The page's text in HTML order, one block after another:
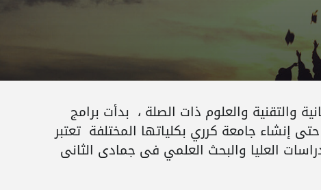
والتقنية والعلوم ذات الصلة ، بدأت برامج
العليا في عام 2000م وتطورت وتعددت البرامج حتى إنشاء جامعة كرري بكلياتها المختلفة تعتبر
العليا والبحث العلمي فى جمادى الثانى